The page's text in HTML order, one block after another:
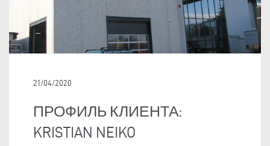
21/04/2020
ПРОФИЛЬ КЛИЕНТА:
KRISTIAN NEIKO